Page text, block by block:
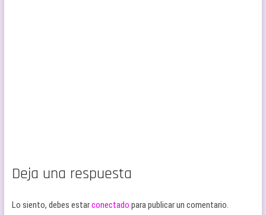
Deja una respuesta
Lo siento, debes estarconectado para publicar un comentario.